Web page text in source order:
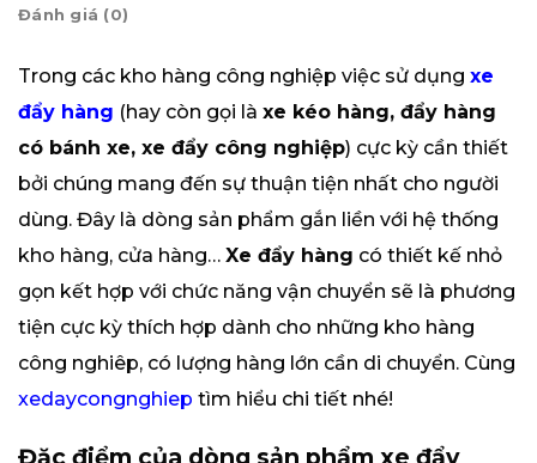
Đánh giá (0)
Trong các kho hàng công nghiệp việc sử dụng xe
đẩy hàng (hay còn gọi là xe kéo hàng, đẩy hàng
có bánh xe, xe đẩy công nghiệp) cực kỳ cần thiết
bởi chúng mang đến sự thuận tiện nhất cho người
dùng. Đây là dòng sản phẩm gắn liền với hệ thống
kho hàng, cửa hàng… Xe đẩy hàng có thiết kế nhỏ
gọn kết hợp với chức năng vận chuyển sẽ là phương
tiện cực kỳ thích hợp dành cho những kho hàng
công nghiêp, có lượng hàng lớn cần di chuyển. Cùng
xedaycongnghiep tìm hiểu chi tiết nhé!
Đặc điểm của dòng sản phẩm xe đẩy